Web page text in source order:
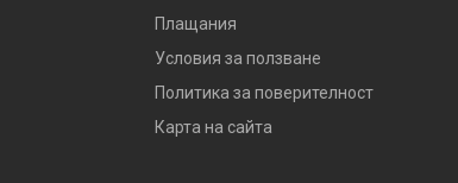
Плащания
Условия за ползване
Политика за поверителност
Карта на сайта